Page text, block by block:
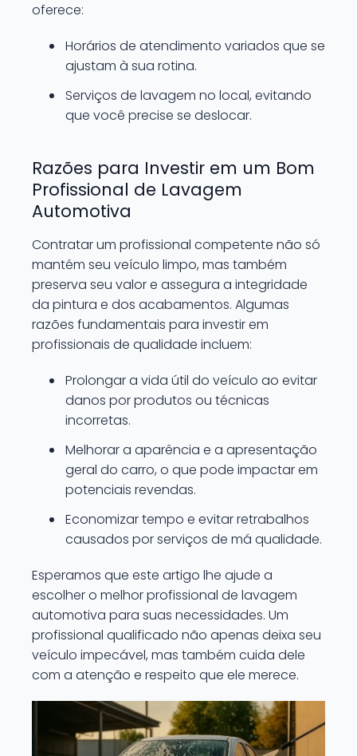
oferece:
Horários de atendimento variados que se
ajustam à sua rotina.
Serviços de lavagem no local, evitando
que você precise se deslocar.
Razões para Investir em um Bom
Profissional de Lavagem
Automotiva
Contratar um profissional competente não só
mantém seu veículo limpo, mas também
preserva seu valor e assegura a integridade
da pintura e dos acabamentos. Algumas
razões fundamentais para investir em
profissionais de qualidade incluem:
Prolongar a vida útil do veículo ao evitar
danos por produtos ou técnicas
incorretas.
Melhorar a aparência e a apresentação
geral do carro, o que pode impactar em
potenciais revendas.
Economizar tempo e evitar retrabalhos
causados por serviços de má qualidade.
Esperamos que este artigo lhe ajude a
escolher o melhor profissional de lavagem
automotiva para suas necessidades. Um
profissional qualificado não apenas deixa seu
veículo impecável, mas também cuida dele
com a atenção e respeito que ele merece.